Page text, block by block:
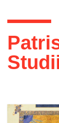
Eşti aici